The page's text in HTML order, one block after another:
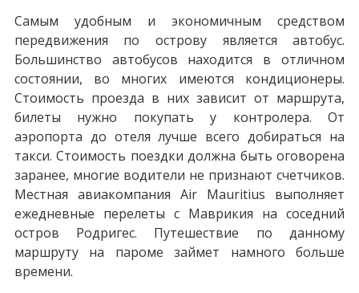
Самым удобным и экономичным средством
передвижения по острову является автобус.
Большинство автобусов находится в отличном
состоянии, во многих имеются кондиционеры.
Стоимость проезда в них зависит от маршрута,
билеты нужно покупать у контролера. От
аэропорта до отеля лучше всего добираться на
такси. Стоимость поездки должна быть оговорена
заранее, многие водители не признают счетчиков.
Местная авиакомпания Air Mauritius выполняет
ежедневные перелеты с Маврикия на соседний
остров Родригес. Путешествие по данному
маршруту на пароме займет намного больше
времени.